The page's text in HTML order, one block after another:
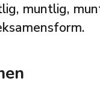
muntlig,